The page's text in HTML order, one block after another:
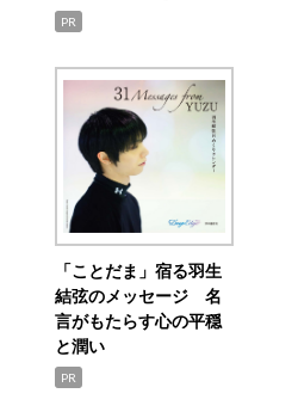
PR
「ことだま」宿る羽生
結弦のメッセージ 名
言がもたらす心の平穏
と潤い
PR